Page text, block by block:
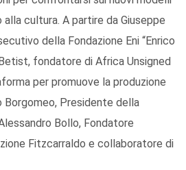
cultura. A partire da Giuseppe
della Fondazione Eni “Enrico
fondatore di Africa Unsigned
per promuove la produzione
Borgomeo, Presidente della
Bollo, Fondatore
Fitzcarraldo e collaboratore di